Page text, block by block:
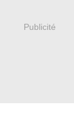
Publicité